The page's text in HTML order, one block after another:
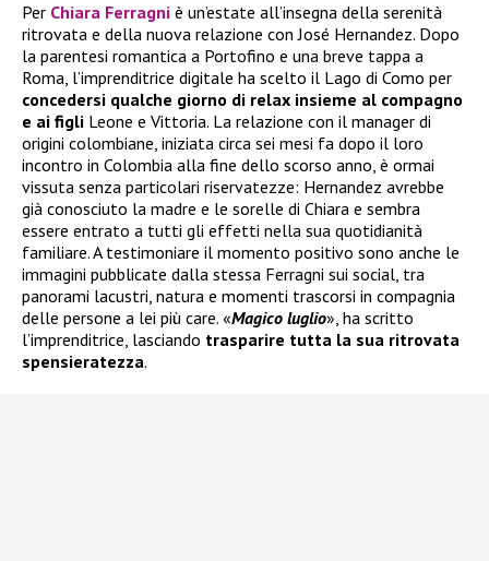
Per Chiara Ferragni è un’estate all’insegna della serenità
ritrovata e della nuova relazione con José Hernandez. Dopo
la parentesi romantica a Portofino e una breve tappa a
Roma, l’imprenditrice digitale ha scelto il Lago di Como per
concedersi qualche giorno di relax insieme al compagno
e ai figli Leone e Vittoria. La relazione con il manager di
origini colombiane, iniziata circa sei mesi fa dopo il loro
incontro in Colombia alla fine dello scorso anno, è ormai
vissuta senza particolari riservatezze: Hernandez avrebbe
già conosciuto la madre e le sorelle di Chiara e sembra
essere entrato a tutti gli effetti nella sua quotidianità
familiare. A testimoniare il momento positivo sono anche le
immagini pubblicate dalla stessa Ferragni sui social, tra
panorami lacustri, natura e momenti trascorsi in compagnia
delle persone a lei più care. «Magico luglio», ha scritto
l’imprenditrice, lasciando trasparire tutta la sua ritrovata
spensieratezza.